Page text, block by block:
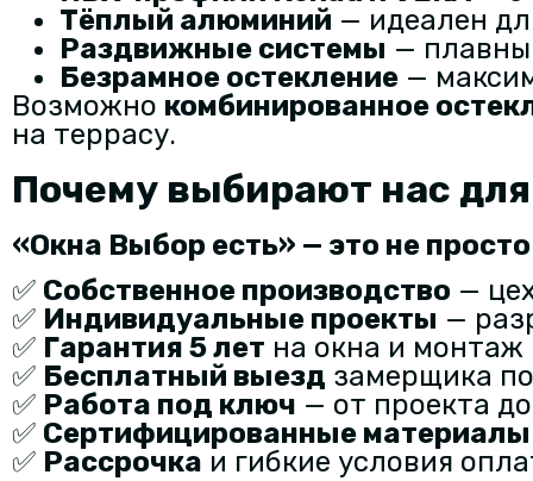
Тёплый алюминий — идеален
Раздвижные системы —
Безрамное остекление —
Возможно комбинированное
на террасу.
Почему выбирают нас
«Окна Выбор есть» — это не
✅ Собственное производство —
✅ Индивидуальные проекты —
✅ Гарантия 5 лет на окна и монтаж
✅ Бесплатный выезд замерщика
✅ Работа под ключ — от проекта
✅ Сертифицированные материалы
✅ Рассрочка и гибкие условия